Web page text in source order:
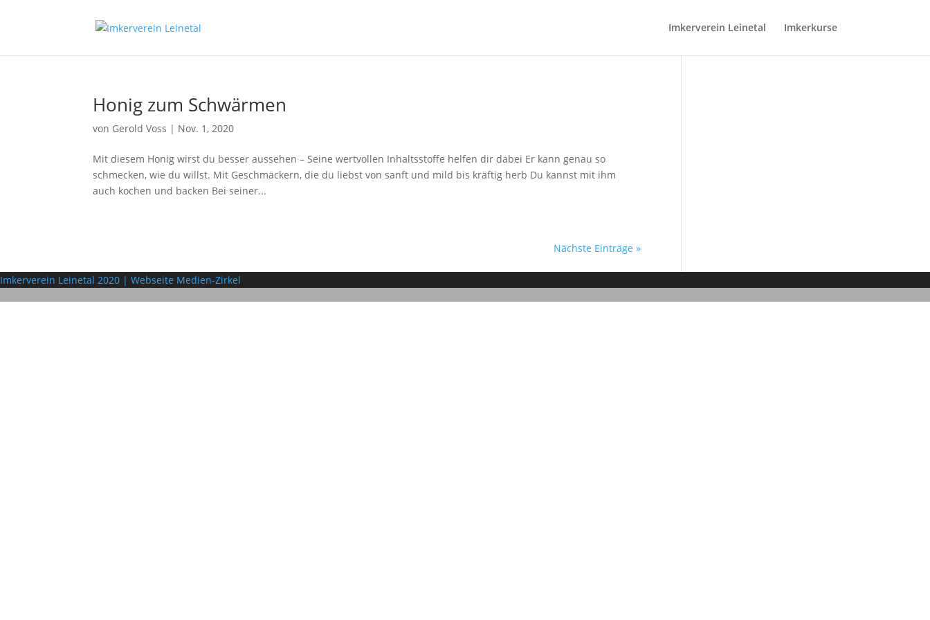
Imkerverein Leinetal Imkerkurse
Honig zum Schwärmen
von Gerold Voss | Nov. 1, 2020
Mit diesem Honig wirst du besser aussehen – Seine wertvollen Inhaltsstoffe helfen dir dabei Er kann genau so
schmecken, wie du willst. Mit Geschmäckern, die du liebst von sanft und mild bis kräftig herb Du kannst mit ihm
auch kochen und backen Bei seiner...
Nächste Einträge »
Imkerverein Leinetal 2020 | Webseite Medien-Zirkel